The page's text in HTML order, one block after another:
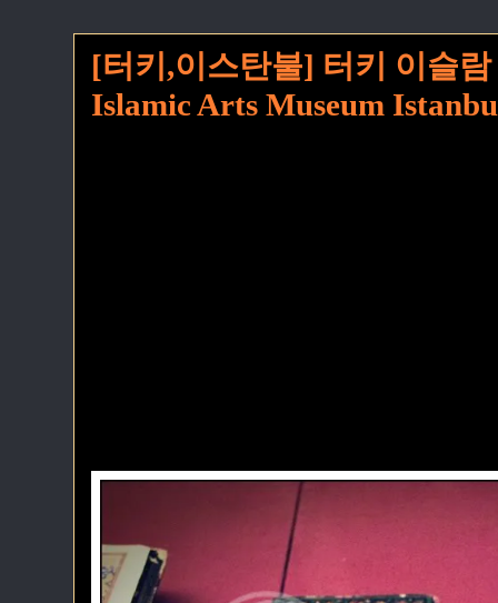
[터키,이스탄불] 터키 이슬
Islamic Arts Museum